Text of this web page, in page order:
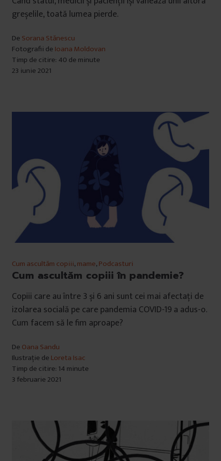
greșelile, toată lumea pierde.
De Sorana Stănescu
Fotografii de Ioana Moldovan
Timp de citire: 40 de minute
23 iunie 2021
Cum ascultăm copiii,mame,Podcasturi
Cum ascultăm copiii în pandemie?
Copiii care au între 3 și 6 ani sunt cei mai afectați de
izolarea socială pe care pandemia COVID-19 a adus-o.
Cum facem să le fim aproape?
De Oana Sandu
Ilustrație de Loreta Isac
Timp de citire: 14 minute
3 februarie 2021